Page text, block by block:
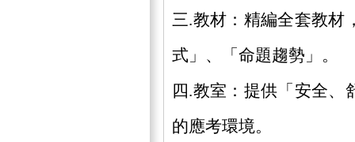
三.教材：精編全套教材
式」、「命題趨勢」。
四.教室：提供「安全、
的應考環境。